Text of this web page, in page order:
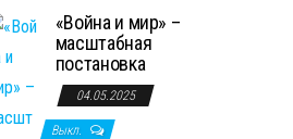
«Война и мир» –
масштабная
постановка
04.05.2025
Выкл.